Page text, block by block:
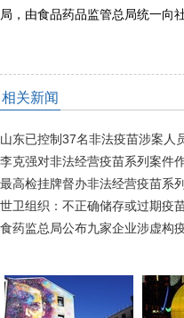
局，由食品药品监管总局统一向
相关新闻
山东已控制37名非法疫苗涉案人
李克强对非法经营疫苗系列案件
最高检挂牌督办非法经营疫苗系
世卫组织：不正确储存或过期疫
食药监总局公布九家企业涉虚构